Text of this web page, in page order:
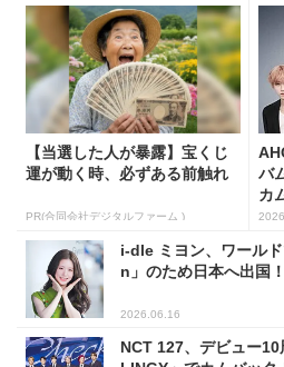
【当選した人が暴露】宝くじ
運が動く時、必ずある前触れ
PR(合同会社デジタルファーム )
バ
カ
i-dle ミヨン、ワール
n」のため日本へ出国
2026.06.16
NCT 127、デビュー